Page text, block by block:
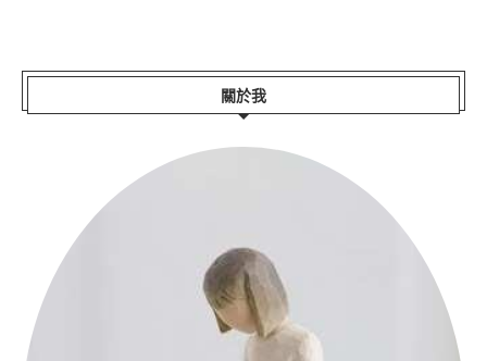
關於我